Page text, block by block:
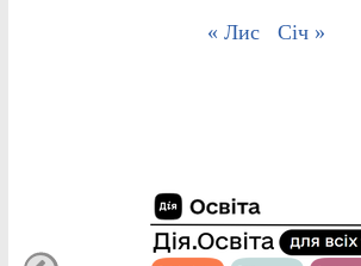
« Лис Січ »